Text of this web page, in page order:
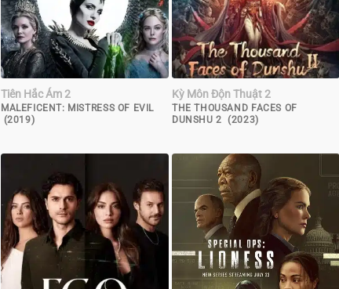
Tiên Hắc Ám 2
MALEFICENT: MISTRESS OF EVIL
(2019)
Kỳ Môn Độn Thuật 2
THE THOUSAND FACES OF
DUNSHU 2 (2023)